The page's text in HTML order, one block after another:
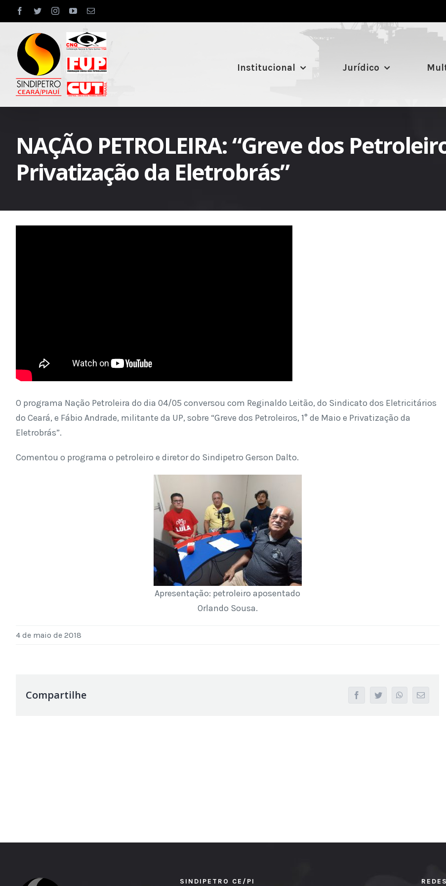
to
content
facebook
twitterinstagram
youtubeEmail
Institucional Jurídico
NAÇÃO PETROLEIRA: “Greve dos
Privatização da Eletrobrás”
O programa Nação Petroleira do dia 04/05 conversou com Reginaldo Leitão, do Sindicato dos Eletricitários
do Ceará, e Fábio Andrade, militante da UP, sobre “Greve dos Petroleiros, 1° de Maio e Privatização da
Eletrobrás”.
Comentou o programa o petroleiro e diretor do Sindipetro Gerson Dalto.
Apresentação: petroleiro aposentado
Orlando Sousa.
4 de maio de 2018
Compartilhe facebooktwitter whatsappEmail
SINDIPETRO CE/PI